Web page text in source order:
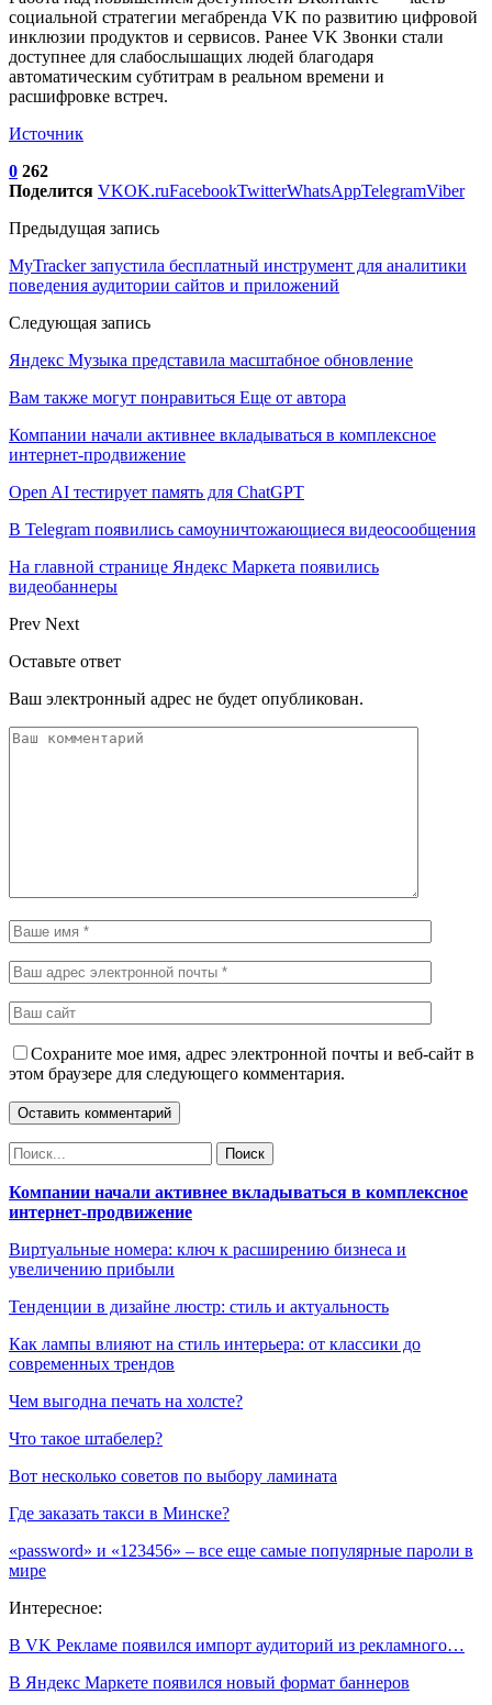
социальной стратегии мегабренда VK по развитию цифровой
инклюзии продуктов и сервисов. Ранее VK Звонки стали
доступнее для слабослышащих людей благодаря
автоматическим субтитрам в реальном времени и
расшифровке встреч.
Источник
0 262
Поделится VKOK.ruFacebookTwitterWhatsAppTelegramViber
Предыдущая запись
MyTracker запустила бесплатный инструмент для аналитики
поведения аудитории сайтов и приложений
Следующая запись
Яндекс Музыка представила масштабное обновление
Вам также могут понравиться Еще от автора
Компании начали активнее вкладываться в комплексное
интернет-продвижение
Open AI тестирует память для ChatGPT
В Telegram появились самоуничтожающиеся видеосообщения
На главной странице Яндекс Маркета появились
видеобаннеры
Prev Next
Оставьте ответ
Ваш электронный адрес не будет опубликован.
Сохраните мое имя, адрес электронной почты и веб-сайт в
этом браузере для следующего комментария.
Компании начали активнее вкладываться в комплексное
интернет-продвижение
Виртуальные номера: ключ к расширению бизнеса и
увеличению прибыли
Тенденции в дизайне люстр: стиль и актуальность
Как лампы влияют на стиль интерьера: от классики до
современных трендов
Чем выгодна печать на холсте?
Что такое штабелер?
Вот несколько советов по выбору ламината
Где заказать такси в Минске?
«password» и «123456» – все еще самые популярные пароли в
мире
Интересное:
В VK Рекламе появился импорт аудиторий из рекламного…
В Яндекс Маркете появился новый формат баннеров